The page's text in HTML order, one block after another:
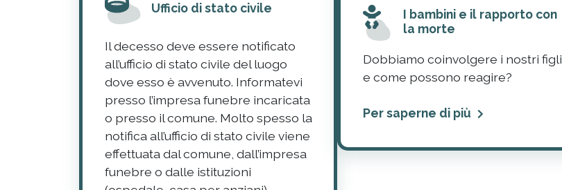
Ufficio di stato civile
Il decesso deve essere notificato
all’ufficio di stato civile del luogo
dove esso è avvenuto. Informatevi
presso l’impresa funebre incaricata
o presso il comune. Molto spesso la
notifica all’ufficio di stato civile viene
effettuata dal comune, dall’impresa
funebre o dalle istituzioni
I bambini e il rapporto con
la morte
Dobbiamo coinvolgere i nostri figli
e come possono reagire?
Per saperne di più